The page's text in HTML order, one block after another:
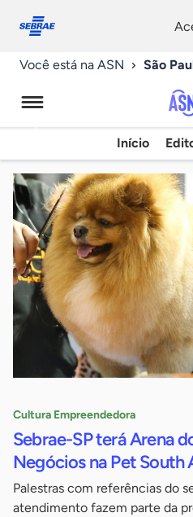
conosco
Você está na ASN São
de
Início
Cultura Empreendedora
Sebrae-SP terá Arena
Negócios na Pet South
Palestras com referências do
atendimento fazem parte da